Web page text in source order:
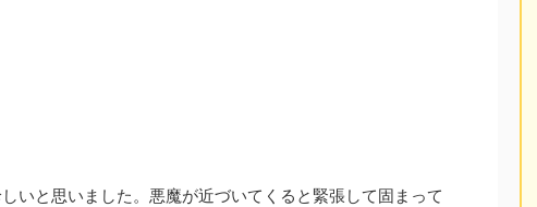
いと思いました。悪魔が近づいてくると緊張して固まって
ン兵から何度も国民
視されていたりもする
トランシルバ